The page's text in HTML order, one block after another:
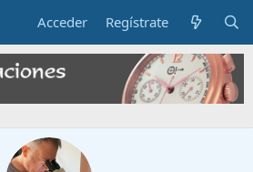
Acceder Regístrate